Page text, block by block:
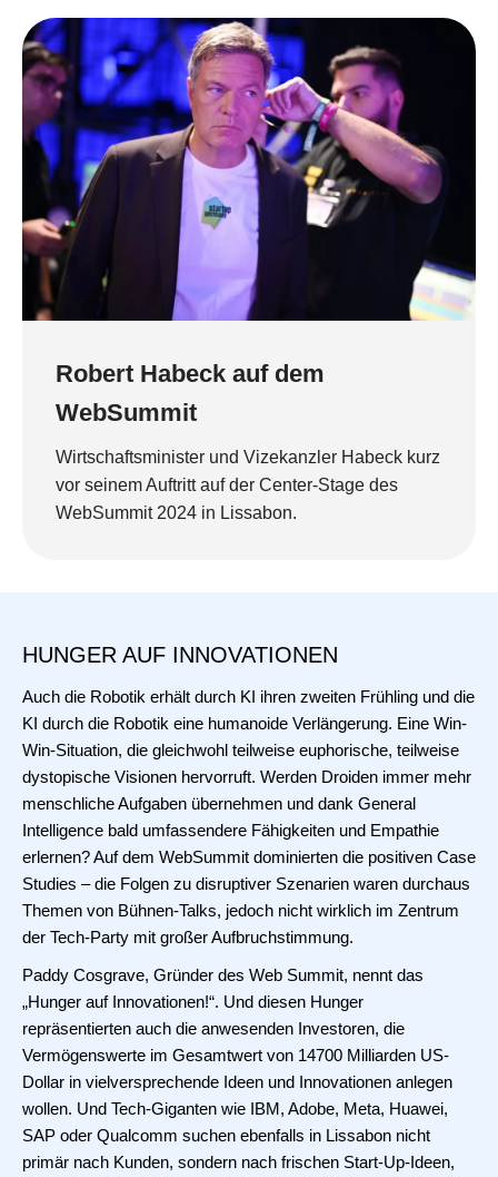
Robert Habeck auf dem
WebSummit
Wirtschaftsminister und Vizekanzler Habeck kurz
vor seinem Auftritt auf der Center-Stage des
WebSummit 2024 in Lissabon.
HUNGER AUF INNOVATIONEN
Auch die Robotik erhält durch KI ihren zweiten Frühling und die
KI durch die Robotik eine humanoide Verlängerung. Eine Win-
Win-Situation, die gleichwohl teilweise euphorische, teilweise
dystopische Visionen hervorruft. Werden Droiden immer mehr
menschliche Aufgaben übernehmen und dank General
Intelligence bald umfassendere Fähigkeiten und Empathie
erlernen? Auf dem WebSummit dominierten die positiven Case
Studies – die Folgen zu disruptiver Szenarien waren durchaus
Themen von Bühnen-Talks, jedoch nicht wirklich im Zentrum
der Tech-Party mit großer Aufbruchstimmung.
Paddy Cosgrave, Gründer des Web Summit, nennt das
„Hunger auf Innovationen!“. Und diesen Hunger
repräsentierten auch die anwesenden Investoren, die
Vermögenswerte im Gesamtwert von 14700 Milliarden US-
Dollar in vielversprechende Ideen und Innovationen anlegen
wollen. Und Tech-Giganten wie IBM, Adobe, Meta, Huawei,
SAP oder Qualcomm suchen ebenfalls in Lissabon nicht
primär nach Kunden, sondern nach frischen Start-Up-Ideen,